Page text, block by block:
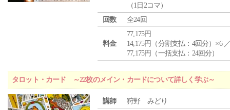
（1日2コマ）
回数
全24回
料金
77,175円
14,175円（分割支払：4回分）×6
77,175円（一括支払：24回分）
タロット・カード ～22枚のメイン・カードについて詳しく学ぶ～
講師 狩野 みどり